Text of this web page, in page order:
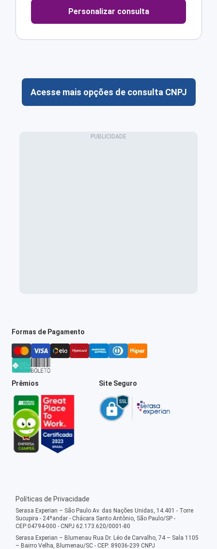
Personalizar consulta
Acesse mais opções de consulta CNPJ
Formas de Pagamento
Prêmios Site Seguro
Políticas de Privacidade
Serasa Experian – São Paulo Av. das Nações Unidas, 14.401 - Torre
Sucupira - 24ºandar - Chácara Santo Antônio, São Paulo/SP -
CEP:04794-000 - CNPJ 62.173.620/0001-80
Serasa Experian – Blumenau Rua Dr. Léo de Carvalho, 74 – Sala 1105
– Bairro Velha, Blumenau/SC - CEP: 89036-239 CNPJ